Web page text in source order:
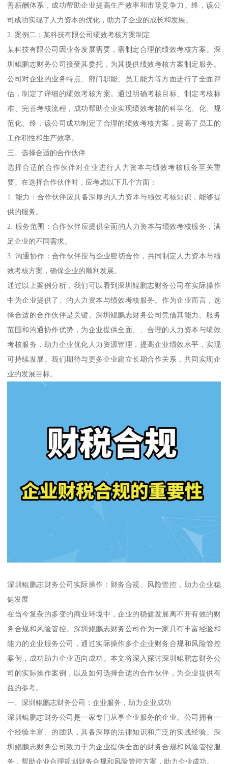
善薪酬体系，成功帮助企业提高生产效率和市场竞争力。终，该公
司成功实现了人力资本的优化，助力了企业的成长和发展。
2. 案例二：某科技有限公司绩效考核方案制定
某科技有限公司因业务发展需要，需制定合理的绩效考核方案。深
圳鲲鹏志财务公司接受其委托，为其提供绩效考核方案制定服务。
公司对企业的业务特点、部门职能、员工能力等方面进行了全面评
估，制定了详细的绩效考核方案。通过明确考核目标、制定考核标
准、完善考核流程，成功帮助企业实现绩效考核的科学化、化、规
范化。终，该公司成功制定了合理的绩效考核方案，提高了员工的
工作积性和生产效率。
三、选择合适的合作伙伴
选择合适的合作伙伴对企业进行人力资本与绩效考核服务至关重
要。在选择合作伙伴时，应考虑以下几个方面：
1. 能力：合作伙伴应具备深厚的人力资本与绩效考核知识，能够提
供的服务。
2. 服务范围：合作伙伴应提供全面的人力资本与绩效考核服务，满
足企业的不同需求。
3. 沟通协作：合作伙伴应与企业密切合作，共同制定人力资本与绩
效考核方案，确保企业的顺利发展。
通过以上案例分析，我们可以看到深圳鲲鹏志财务公司在实际操作
中为企业提供了、的人力资本与绩效考核服务。作为企业而言，选
择合适的合作伙伴是关键。深圳鲲鹏志财务公司凭借其能力、服务
范围和沟通协作优势，为企业提供全面、、合理的人力资本与绩效
考核服务，助力企业优化人力资源管理，提高企业绩效水平，实现
可持续发展。我们期待与更多企业建立长期合作关系，共同实现企
业的发展目标。
深圳鲲鹏志财务公司实际操作：财务合规、风险管控，助力企业稳
健发展
在当今复杂的多变的商业环境中，企业的稳健发展离不开有效的财
务合规和风险管控。深圳鲲鹏志财务公司作为一家具有丰富经验和
能力的企业服务公司，通过实际操作多个企业财务合规和风险管控
案例，成功助力企业迈向成功。本文将深入探讨深圳鲲鹏志财务公
司的实际操作案例，以及如何选择合适的合作伙伴，为企业提供有
益的参考。
一、深圳鲲鹏志财务公司：企业服务，助力企业成功
深圳鲲鹏志财务公司是一家专门从事企业服务的企业。公司拥有一
个经验丰富、的团队，具备深厚的法律知识和广泛的实践经验。深
圳鲲鹏志财务公司致力于为企业提供全面的财务合规和风险管控服
务，帮助企业合理规划财务合规和风险管控方案，助力企业成功。